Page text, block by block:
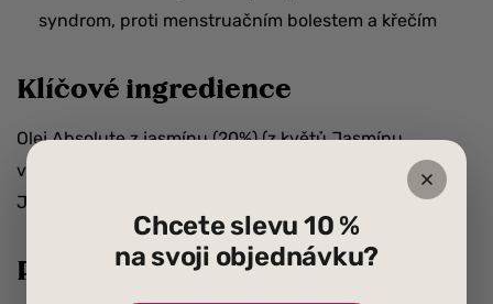
syndrom, proti menstruačním bolestem a křečím
Klíčové ingredience
Olej Absolute z jasmínu (20%) (z květů Jasmínu
velkokvětého).
Jojobový olej (80%) v organické kvalitě.
Použití
Chcete slevu 10 %
na svoji objednávku?